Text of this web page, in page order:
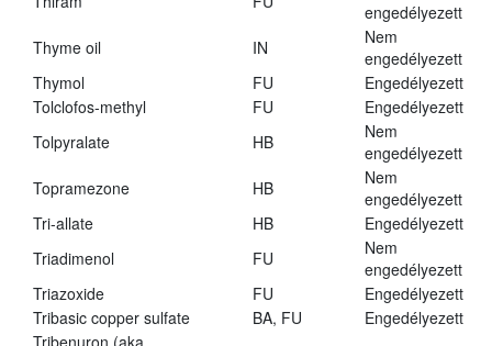
engedélyezett
Thyme oil
IN
Nem
engedélyezett
Thymol
FU
Engedélyezett
Tolclofos-methyl
FU
Engedélyezett
Tolpyralate
HB
Nem
engedélyezett
Topramezone
HB
Nem
engedélyezett
Tri-allate
HB
Engedélyezett
Triadimenol
FU
Nem
engedélyezett
Triazoxide
FU
Engedélyezett
Tribasic copper sulfate
BA, FU
Engedélyezett